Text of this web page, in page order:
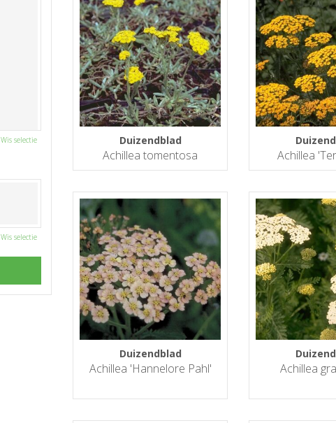
Duizendblad
Achillea tomentosa Achillea
Duizendblad
Achillea 'Hannelore Pahl' Achillea
Wis selectie
Wis selectie